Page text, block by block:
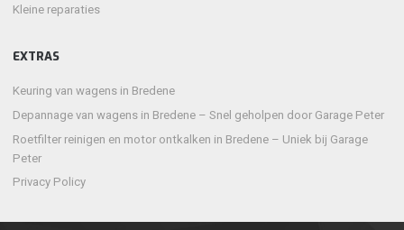
Kleine reparaties
EXTRAS
Keuring van wagens in Bredene
Depannage van wagens in Bredene – Snel geholpen door Garage Peter
Roetfilter reinigen en motor ontkalken in Bredene – Uniek bij Garage
Peter
Privacy Policy